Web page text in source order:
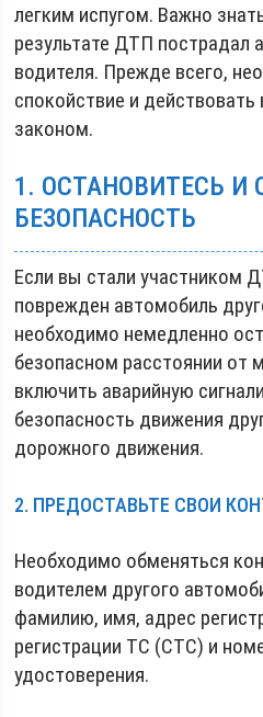
легким испугом. Важно
результате ДТП пострадал
водителя. Прежде всего,
спокойствие и действовать
законом.
1. ОСТАНОВИТЕСЬ И
БЕЗОПАСНОСТЬ
Если вы стали участником
поврежден автомобиль
необходимо немедленно
безопасном расстоянии от
включить аварийную
безопасность движения
дорожного движения.
2. ПРЕДОСТАВЬТЕ СВОИ
Необходимо обменяться
водителем другого
фамилию, имя, адрес
регистрации ТС (СТС) и
удостоверения.